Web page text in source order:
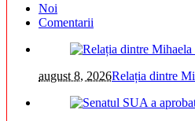
Noi
Comentarii
august 8, 2026Relația dintre